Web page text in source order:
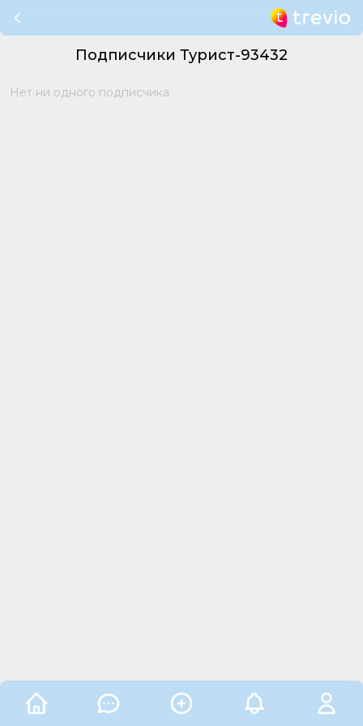
Подписчики Турист-93432
Нет ни одного подписчика